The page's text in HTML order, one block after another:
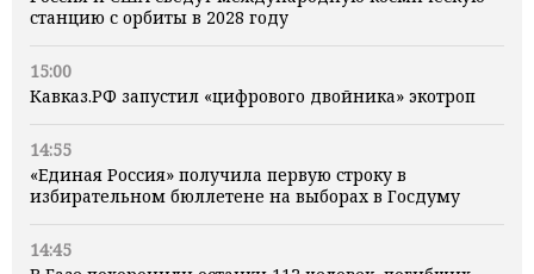
станцию с орбиты в 2028 году
15:00
Кавказ.РФ запустил «цифрового двойника» экотроп
14:55
«Единая Россия» получила первую строку в
избирательном бюллетене на выборах в Госдуму
14:45